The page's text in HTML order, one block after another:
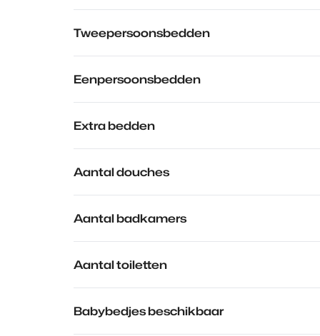
Tweepersoonsbedden
Eenpersoonsbedden
Extra bedden
Aantal douches
Aantal badkamers
Aantal toiletten
Babybedjes beschikbaar